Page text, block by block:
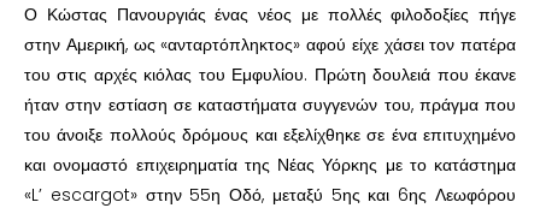
Ο Κώστας Πανουργιάς ένας νέος με πολλές φιλοδοξίες πήγε
στην Αμερική, ως «ανταρτόπληκτος» αφού είχε χάσει τον πατέρα
του στις αρχές κιόλας του Εμφυλίου. Πρώτη δουλειά που έκανε
ήταν στην εστίαση σε καταστήματα συγγενών του, πράγμα που
του άνοιξε πολλούς δρόμους και εξελίχθηκε σε ένα επιτυχημένο
και ονομαστό επιχειρηματία της Νέας Υόρκης με το κατάστημα
«L’ escargot» στην 55η Οδό, μεταξύ 5ης και 6ης Λεωφόρου